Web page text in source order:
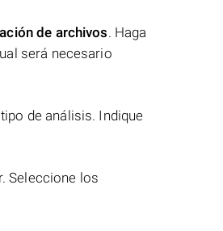
de archivos. Haga
será necesario
de análisis. Indique
Seleccione los